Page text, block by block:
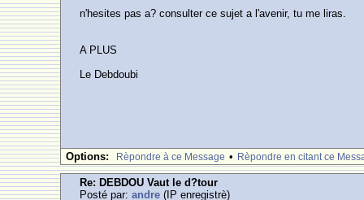
n'hesites pas a? consulter ce sujet a l'avenir, tu me liras.
A PLUS
Le Debdoubi
Options: Rèpondre à ce Message • Rèpondre en citant ce
Re: DEBDOU Vaut le d?tour
Posté par:andre (IP enregistrè)